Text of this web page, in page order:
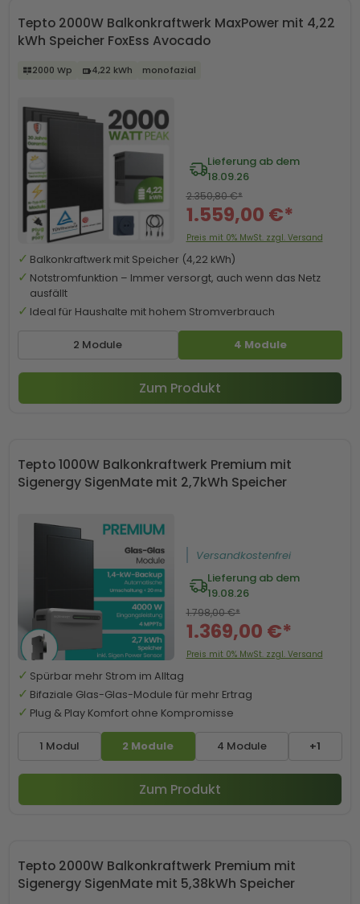
Tepto 2000W Balkonkraftwerk MaxPower mit 4,22
kWh Speicher FoxEss Avocado
2000 Wp 4,22 kWh monofazial
2 Module 4 Module
Lieferung ab dem
18.09.26
1.559,00 €*
2.350,80 €*
Preis mit 0% MwSt. zzgl. Versand
Balkonkraftwerk mit Speicher (4,22 kWh)
Notstromfunktion – Immer versorgt, auch wenn das Netz
ausfällt
Ideal für Haushalte mit hohem Stromverbrauch
Zum Produkt
Tepto 1000W Balkonkraftwerk Premium mit
Sigenergy SigenMate mit 2,7kWh Speicher
1 Modul 2 Module 4 Module +1
Versandkostenfrei
Lieferung ab dem
19.08.26
1.369,00 €*
1.798,00 €*
Preis mit 0% MwSt. zzgl. Versand
Spürbar mehr Strom im Alltag
Bifaziale Glas-Glas-Module für mehr Ertrag
Plug & Play Komfort ohne Kompromisse
Zum Produkt
Tepto 2000W Balkonkraftwerk Premium mit
Sigenergy SigenMate mit 5,38kWh Speicher